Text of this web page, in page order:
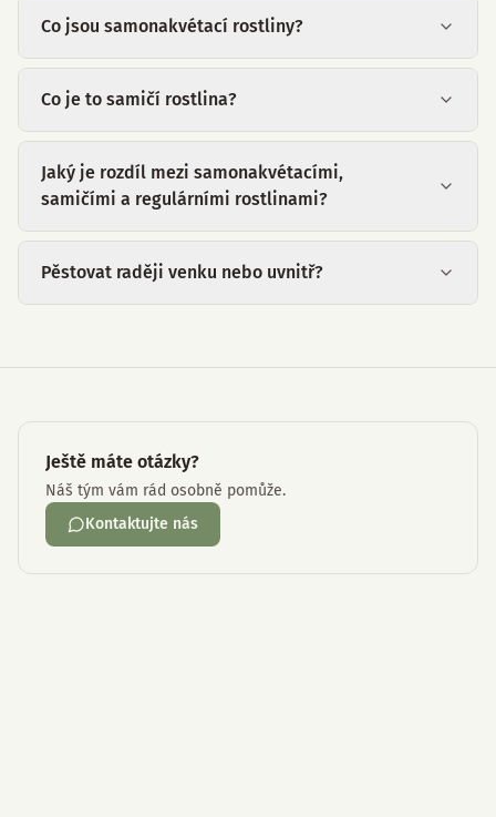
Co jsou samonakvétací rostliny?
Co je to samičí rostlina?
Jaký je rozdíl mezi samonakvétacími,
samičími a regulárními rostlinami?
Pěstovat raději venku nebo uvnitř?
Ještě máte otázky?
Náš tým vám rád osobně pomůže.
Kontaktujte nás